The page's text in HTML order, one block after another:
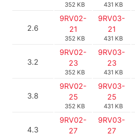
352 KB 431 KB
2.6
9RV02-
21
352 KB
9RV03-
21
431 KB
3.2
9RV02-
23
352 KB
9RV03-
23
431 KB
3.8
9RV02-
25
352 KB
9RV03-
25
431 KB
4.3
9RV02-
27
9RV03-
27